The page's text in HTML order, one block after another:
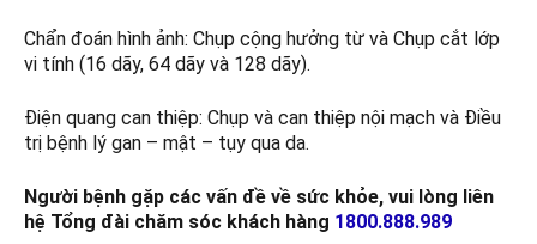
Chẩn đoán hình ảnh: Chụp cộng hưởng từ và Chụp cắt lớp
vi tính (16 dãy, 64 dãy và 128 dãy).
Điện quang can thiệp: Chụp và can thiệp nội mạch và Điều
trị bệnh lý gan – mật – tụy qua da.
Người bệnh gặp các vấn đề về sức khỏe, vui lòng liên
hệ Tổng đài chăm sóc khách hàng 1800.888.989